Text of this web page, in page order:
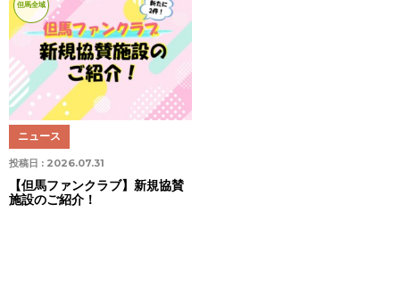
但馬全域
投稿日 : 2026.07.31
ニュース
【但馬ファンクラブ】新規協賛
施設のご紹介！